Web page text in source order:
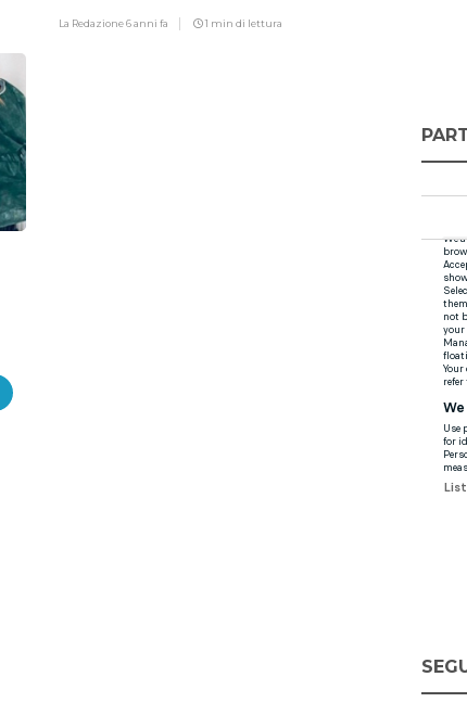
La Redazione6 anni fa 1 min di lettura